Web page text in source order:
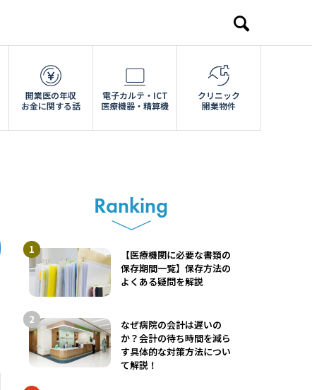
開業医の年収
お金に関する話
電子カルテ・ICT
医療機器・精算機
クリニック
開業物件
Ranking
【医療機関に必要な書類の
保存期間一覧】保存方法の
よくある疑問を解説
なぜ病院の会計は遅いの
か？会計の待ち時間を減ら
す具体的な対策方法につい
て解説！